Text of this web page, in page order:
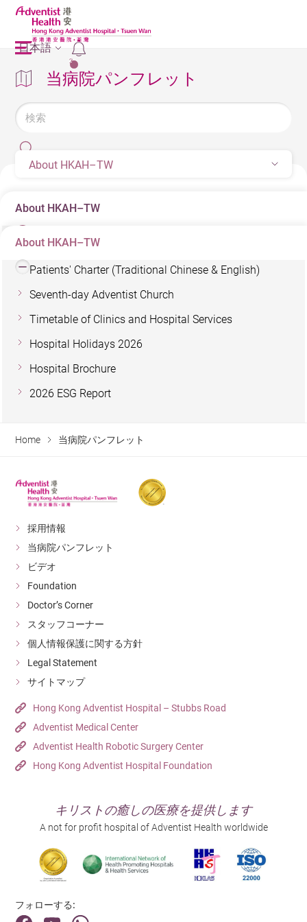
2
日本語
当病院パンフレット
About HKAH–TW
About HKAH–TW
About HKAH–TW
Patients' Charter (Simplified Chinese & English)
Patients' Charter (Traditional Chinese & English)
Seventh-day Adventist Church
Timetable of Clinics and Hospital Services
Hospital Holidays 2026
Hospital Brochure
2026 ESG Report
Home 当病院パンフレット
採用情報
当病院パンフレット
ビデオ
Foundation
Doctor’s Corner
スタッフコーナー
個人情報保護に関する方針
Legal Statement
サイトマップ
Hong Kong Adventist Hospital – Stubbs Road
Adventist Medical Center
Adventist Health Robotic Surgery Center
Hong Kong Adventist Hospital Foundation
キリストの癒しの医療を提供します
A not for profit hospital of Adventist Health worldwide
フォローする: